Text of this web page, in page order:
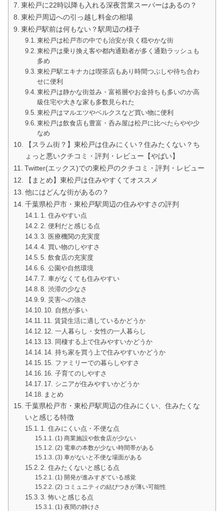
東松戸に22時以降も入れる深夜営業スーパーはあるの？
東松戸周辺への引っ越し料金の相場
東松戸駅前は何もない？駅周辺の様子
東松戸は松戸市の中でも治安が良く穏やかな街
東松戸は乗り換え客や都内通勤者が多く通勤ラッシュも
多め
東松戸駅エキナカは喫茶店もあり時間つぶしや待ち合わ
せに便利
東松戸は静かな街並み・富裕層やお金持ちも多いのか高
級住宅や大きな家も多数見られた
東松戸はマルエツやベルクスなど買い物に便利
東松戸は飲食店も豊富・呑み屋は松戸に比べたらやや少
なめ
【スラム街？】東松戸は住みにくい？住みたくない？ち
ょっと悪いクチコミ・評判・レビュー【やばい】
Twitter(エックス)での東松戸のクチコミ・評判・レビュー
【まとめ】東松戸は住みやすくてオススメ
他にはどんな街があるの？
千葉県松戸市・東松戸駅周辺の住みやすさの評判
1. 住みやすい点
2. 便利だと感じる点
3. 医療機関の充実度
4. 買い物のしやすさ
5. 飲食店の充実度
6. 公園や自然環境
7. 車がなくても住みやすい
8. 渋滞の少なさ
9. 災害への強さ
10. 自然が多い
11. 賃貸生活に適しているかどうか
12. 一人暮らし・女性の一人暮らし
13. 同棲する上で住みやすいかどうか
14. 持ち家を買う上で住みやすいかどうか
15. ファミリーでの暮らしやすさ
16. 子育てのしやすさ
17. シニアが住みやすいかどうか
まとめ
千葉県松戸市・東松戸駅周辺の住みにくい、住みたくな
いと感じる特徴
1. 住みにくい点・不便な点
(1) 商業施設や飲食店が少ない
(2) 電車の本数が少ない時間帯がある
(3) 車がないと不便な場面がある
2. 住みたくないと感じる点
(1) 開発が進みすぎている感覚
(2) コミュニティの結びつきが薄い可能性
3. 怖いと感じる点
(1) 夜間の静けさ